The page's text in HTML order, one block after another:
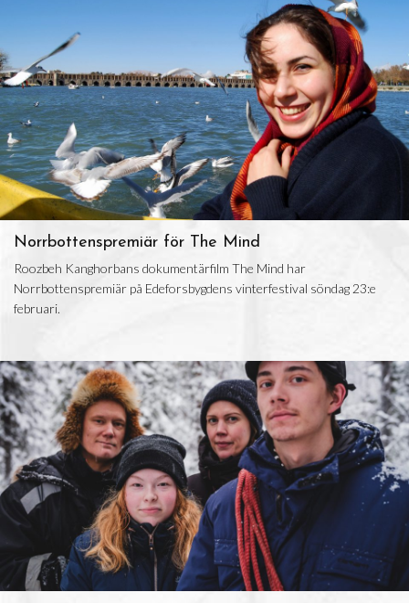
Norrbottenspremiär för The Mind
Roozbeh Kanghorbans dokumentärfilm The Mind har
Norrbottenspremiär på Edeforsbygdens vinterfestival söndag 23:e
februari.